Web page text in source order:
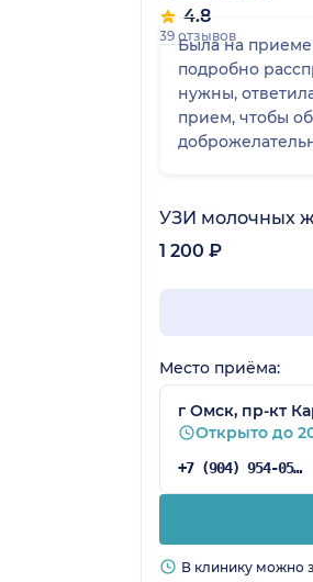
4.8
39 отзывов
Была на
подробно
нужны,
прием, чтобы
УЗИ молочных
1 200 ₽
Место приёма:
г Омск, пр-кт
Открыто до
+7 (904) 954-05-68
В клинику можно